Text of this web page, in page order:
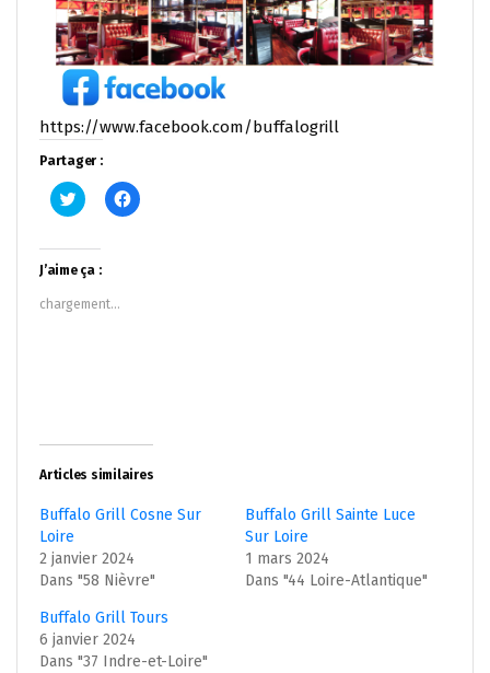
https://www.facebook.com/buffalogrill
Partager :
Cliquez
pour
Twitter(ouvre
dans
une
nouvelle
fenêtre)
Cliquez
pour
J’aime ça :
chargement…
Articles similaires
Buffalo Grill Cosne Sur
Loire
2 janvier 2024
Dans "58 Nièvre"
Buffalo Grill Sainte Luce
Sur Loire
1 mars 2024
Dans "44 Loire-Atlantique"
Buffalo Grill Tours
6 janvier 2024
Dans "37 Indre-et-Loire"